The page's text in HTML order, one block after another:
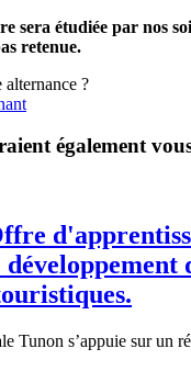
sera étudiée par nos
retenue.
alternance ?
également
Tunon s’appuie sur un